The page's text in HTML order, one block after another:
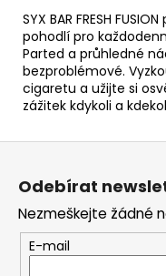
SYX BAR FRESH
pohodlí pro
Parted a průhledné
bezproblémové.
cigaretu a užijte si
zážitek kdykoli a
Odebírat
Nezmeškejte žádné
E-mail